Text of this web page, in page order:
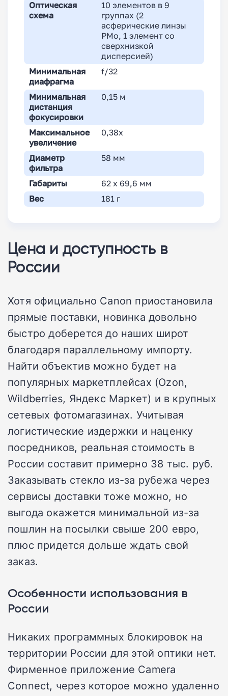
Оптическая
схема
10 элементов в 9
группах (2
асферические линзы
PMo, 1 элемент со
сверхнизкой
дисперсией)
Минимальная
диафрагма
f/32
Минимальная
дистанция
фокусировки
0,15 м
Максимальное
увеличение
0,38x
Диаметр
фильтра
58 мм
Габариты
62 x 69,6 мм
Вес
181 г
Цена и доступность в
России
Хотя официально Canon приостановила
прямые поставки, новинка довольно
быстро доберется до наших широт
благодаря параллельному импорту.
Найти объектив можно будет на
популярных маркетплейсах (Ozon,
Wildberries, Яндекс Маркет) и в крупных
сетевых фотомагазинах. Учитывая
логистические издержки и наценку
посредников, реальная стоимость в
России составит примерно 38 тыс. руб.
Заказывать стекло из-за рубежа через
сервисы доставки тоже можно, но
выгода окажется минимальной из-за
пошлин на посылки свыше 200 евро,
плюс придется дольше ждать свой
заказ.
Особенности использования в
России
Никаких программных блокировок на
территории России для этой оптики нет.
Фирменное приложение Camera
Connect, через которое можно удаленно